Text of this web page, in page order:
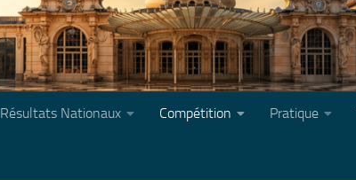
Résultats Nationaux Compétition Pratique